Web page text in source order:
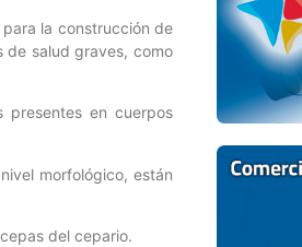
la construcción de
de salud graves, como
presentes en cuerpos
morfológico, están
del cepario.